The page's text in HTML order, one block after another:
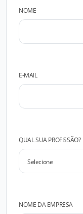
NOME
E-MAIL
QUAL SUA PROFISSÃO?
NOME DA EMPRESA